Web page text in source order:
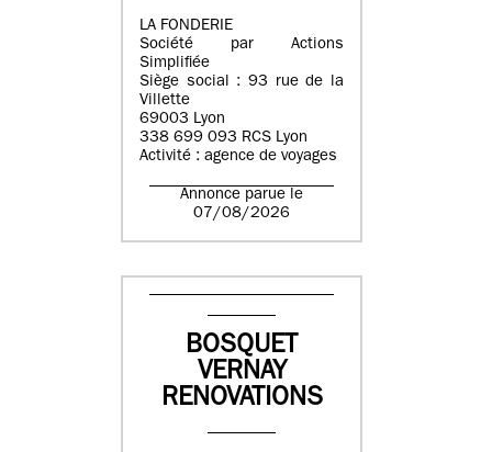
LA FONDERIE
Société par Actions
Simplifiée
Siège social : 93 rue de la
Villette
69003 Lyon
338 699 093 RCS Lyon
Activité : agence de voyages
Annonce parue le
07/08/2026
BOSQUET
VERNAY
RENOVATIONS